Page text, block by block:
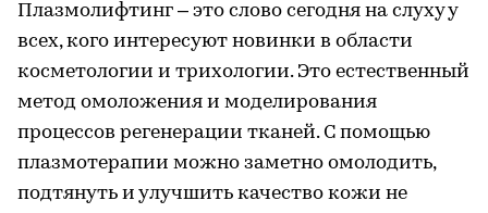
Плазмолифтинг – это слово сегодня на слуху у
всех, кого интересуют новинки в области
косметологии и трихологии. Это естественный
метод омоложения и моделирования
процессов регенерации тканей. С помощью
плазмотерапии можно заметно омолодить,
подтянуть и улучшить качество кожи не